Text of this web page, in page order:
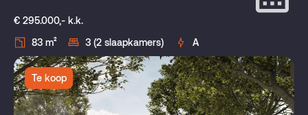
€ 295.000,- k.k.
83 m²
3 (2 slaapkamers) A
Te koop